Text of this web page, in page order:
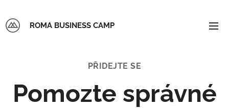
ROMA BUSINESS CAMP
PŘIDEJTE SE
Pomozte správné